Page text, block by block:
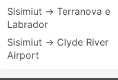
Sisimiut → Terranova e
Labrador
Sisimiut → Clyde River
Airport